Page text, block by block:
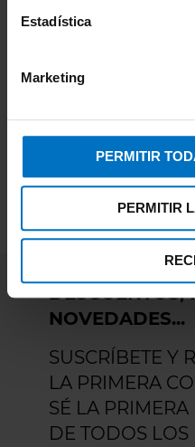
Estadística
Marketing
PERMITIR
PERMITIR
59,00 €
DESCUENTOS,
NOVEDADES...
SUSCRÍBETE Y
LA PRIMERA
SÉ LA
DE TODOS LOS